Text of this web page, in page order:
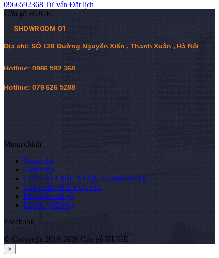
0966592368 Tư vấn Đặt lịch
Cửa gỗ HUGE
SHOWROOM 01
Địa chỉ: SỐ 128 Đường Nguyễn Xiển , Thanh Xuân , Hà Nội
Hotline: 0966 592 368
Hotline: 079 626 5288
Menu chính
Trang chủ
Giới thiệu
CỬA GỖ CHỊU NƯỚC COMPOSITE
CỬA ABS HÀN QUỐC
Phụ kiện cửa gỗ
BLOG (NEWs)
Facebook
© Copyright 2019-2026 Cửa gỗ HUGE.
×